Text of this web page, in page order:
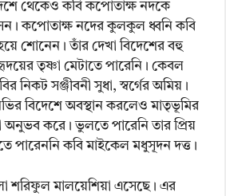
থেকেও কবি কপোতাক্ষ নদকে
কপোতাক্ষ নদের কুলকুল ধ্বনি কবি
হয়ে শোনেন। তাঁর দেখা বিদেশের বহু
তৃষ্ণা মেটাতে পারেনি। কেবল
নিকট সঞ্জীবনী সুধা, স্বর্গের অমিয়।
বিদেশে অবস্থান করলেও মাতৃভূমির
অনুভব করে। ভুলতে পারেনি তার প্রিয়
পারেননি কবি মাইকেল মধুসূদন দত্ত।
শরিফুল মালয়েশিয়া এসেছে। এর